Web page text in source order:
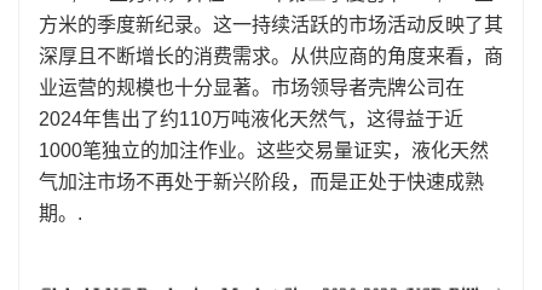
方米的季度新纪录。这一持续活跃的市场活动反映了其
深厚且不断增长的消费需求。从供应商的角度来看，商
业运营的规模也十分显著。市场领导者壳牌公司在
2024年售出了约110万吨液化天然气，这得益于近
1000笔独立的加注作业。这些交易量证实，液化天然
气加注市场不再处于新兴阶段，而是正处于快速成熟
期。.